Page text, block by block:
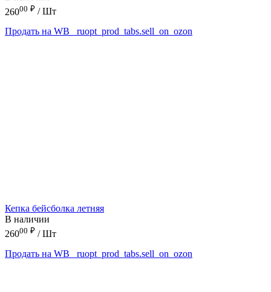
26000 ₽ / Шт
Продать на WB
_ruopt_prod_tabs.sell_on_ozon
Кепка бейсболка летняя
В наличии
26000 ₽ / Шт
Продать на WB
_ruopt_prod_tabs.sell_on_ozon